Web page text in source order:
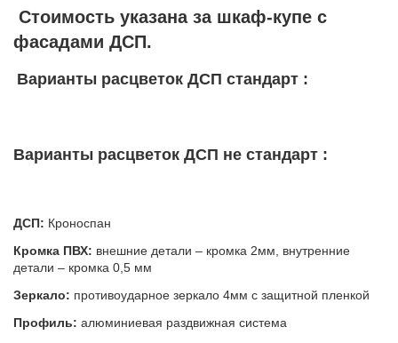
Стоимость указана за шкаф-купе с
фасадами ДСП.
Варианты расцветок ДСП стандарт :
Варианты расцветок ДСП не стандарт :
ДСП: Кроноспан
Кромка ПВХ: внешние детали – кромка 2мм, внутренние
детали – кромка 0,5 мм
Зеркало: противоударное зеркало 4мм с защитной пленкой
Профиль: алюминиевая раздвижная система